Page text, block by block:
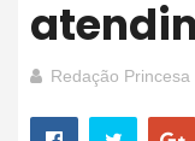
Redação Princesa